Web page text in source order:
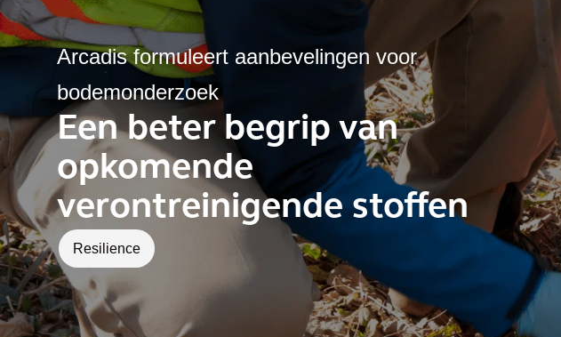
Arcadis formuleert aanbevelingen voor
bodemonderzoek
Een beter begrip van
opkomende
verontreinigende stoffen
Resilience